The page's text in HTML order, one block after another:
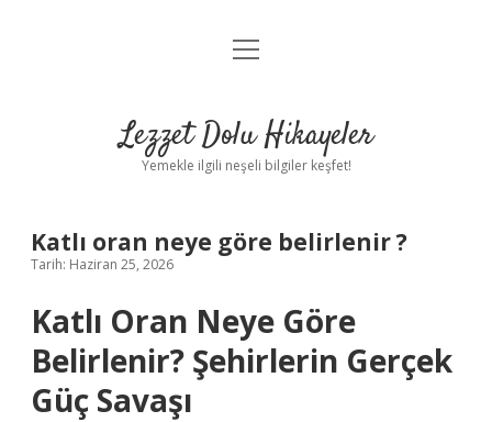
Anasayfa
Yasal Uyarı
menüyü
Lezzet Dolu Hikayeler
Yemekle ilgili neşeli bilgiler keşfet!
Katlı oran neye göre belirlenir ?
Tarih: Haziran 25, 2026
Katlı Oran Neye Göre
Belirlenir? Şehirlerin Gerçek
Güç Savaşı